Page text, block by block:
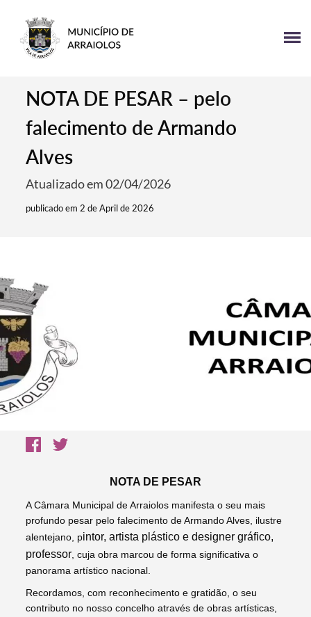
NOTA DE PESAR – pelo
falecimento de Armando
Alves
Atualizado em 02/04/2026
publicado em 2 de April de 2026
NOTA DE PESAR
A Câmara Municipal de Arraiolos manifesta o seu mais
profundo pesar pelo falecimento de Armando Alves, ilustre
alentejano, pintor, artista plástico e designergráfico,
professor , cuja obra marcou de forma significativa o
panorama artístico nacional.
Recordamos, com reconhecimento e gratidão, o seu
contributo no nosso concelho através de obras artísticas,